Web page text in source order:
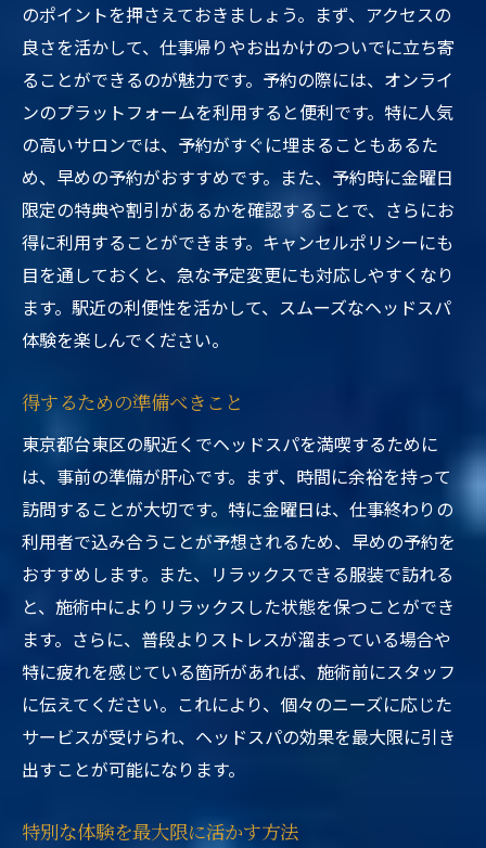
のポイントを押さえておきましょう。まず、アクセスの
良さを活かして、仕事帰りやお出かけのついでに立ち寄
ることができるのが魅力です。予約の際には、オンライ
ンのプラットフォームを利用すると便利です。特に人気
の高いサロンでは、予約がすぐに埋まることもあるた
め、早めの予約がおすすめです。また、予約時に金曜日
限定の特典や割引があるかを確認することで、さらにお
得に利用することができます。キャンセルポリシーにも
目を通しておくと、急な予定変更にも対応しやすくなり
ます。駅近の利便性を活かして、スムーズなヘッドスパ
体験を楽しんでください。
得するための準備べきこと
東京都台東区の駅近くでヘッドスパを満喫するために
は、事前の準備が肝心です。まず、時間に余裕を持って
訪問することが大切です。特に金曜日は、仕事終わりの
利用者で込み合うことが予想されるため、早めの予約を
おすすめします。また、リラックスできる服装で訪れる
と、施術中によりリラックスした状態を保つことができ
ます。さらに、普段よりストレスが溜まっている場合や
特に疲れを感じている箇所があれば、施術前にスタッフ
に伝えてください。これにより、個々のニーズに応じた
サービスが受けられ、ヘッドスパの効果を最大限に引き
出すことが可能になります。
特別な体験を最大限に活かす方法